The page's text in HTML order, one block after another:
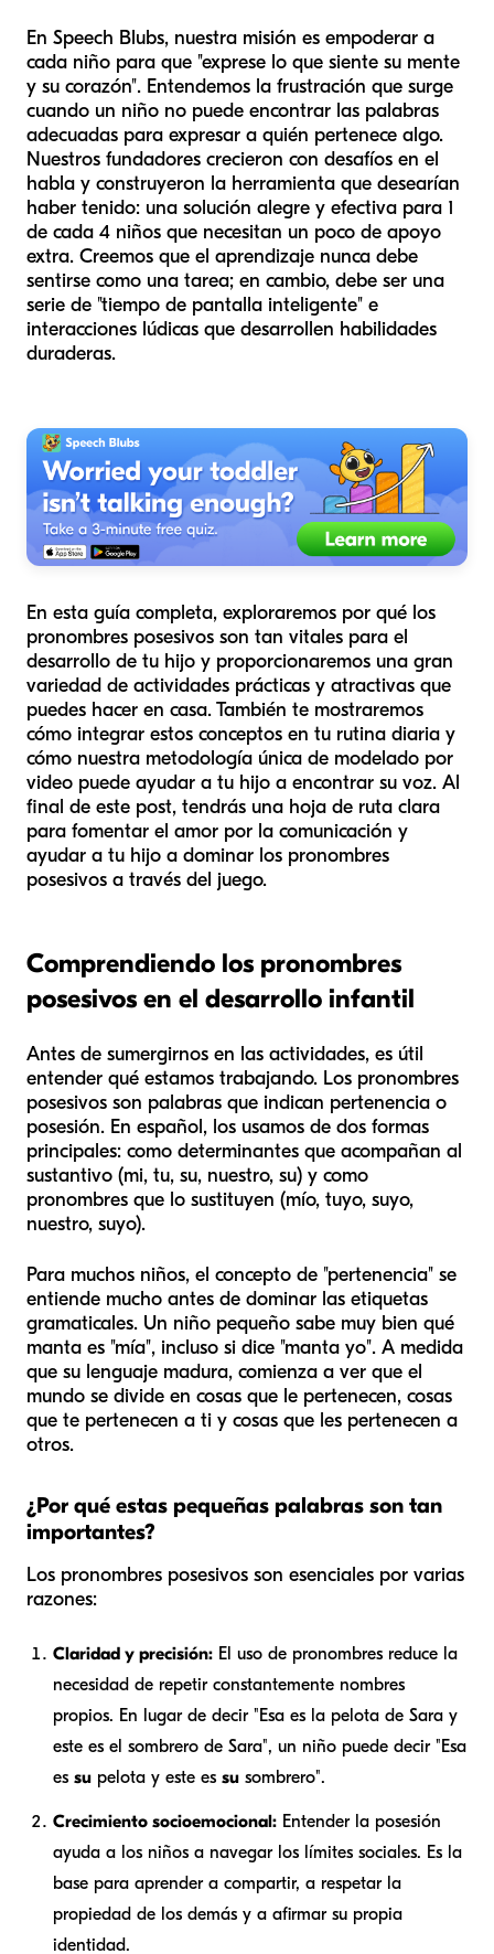
En Speech Blubs, nuestra misión es empoderar a
cada niño para que "exprese lo que siente su mente
y su corazón". Entendemos la frustración que surge
cuando un niño no puede encontrar las palabras
adecuadas para expresar a quién pertenece algo.
Nuestros fundadores crecieron con desafíos en el
habla y construyeron la herramienta que desearían
haber tenido: una solución alegre y efectiva para 1
de cada 4 niños que necesitan un poco de apoyo
extra. Creemos que el aprendizaje nunca debe
sentirse como una tarea; en cambio, debe ser una
serie de "tiempo de pantalla inteligente" e
interacciones lúdicas que desarrollen habilidades
duraderas.
En esta guía completa, exploraremos por qué los
pronombres posesivos son tan vitales para el
desarrollo de tu hijo y proporcionaremos una gran
variedad de actividades prácticas y atractivas que
puedes hacer en casa. También te mostraremos
cómo integrar estos conceptos en tu rutina diaria y
cómo nuestra metodología única de modelado por
video puede ayudar a tu hijo a encontrar su voz. Al
final de este post, tendrás una hoja de ruta clara
para fomentar el amor por la comunicación y
ayudar a tu hijo a dominar los pronombres
posesivos a través del juego.
Comprendiendo los pronombres
posesivos en el desarrollo infantil
Antes de sumergirnos en las actividades, es útil
entender qué estamos trabajando. Los pronombres
posesivos son palabras que indican pertenencia o
posesión. En español, los usamos de dos formas
principales: como determinantes que acompañan al
sustantivo (mi, tu, su, nuestro, su) y como
pronombres que lo sustituyen (mío, tuyo, suyo,
nuestro, suyo).
Para muchos niños, el concepto de "pertenencia" se
entiende mucho antes de dominar las etiquetas
gramaticales. Un niño pequeño sabe muy bien qué
manta es "mía", incluso si dice "manta yo". A medida
que su lenguaje madura, comienza a ver que el
mundo se divide en cosas que le pertenecen, cosas
que te pertenecen a ti y cosas que les pertenecen a
otros.
¿Por qué estas pequeñas palabras son tan
importantes?
Los pronombres posesivos son esenciales por varias
razones:
Claridad y precisión: El uso de pronombres reduce la
necesidad de repetir constantemente nombres
propios. En lugar de decir "Esa es la pelota de Sara y
este es el sombrero de Sara", un niño puede decir "Esa
es su pelota y este es su sombrero".
Crecimiento socioemocional: Entender la posesión
ayuda a los niños a navegar los límites sociales. Es la
base para aprender a compartir, a respetar la
propiedad de los demás y a afirmar su propia
identidad.